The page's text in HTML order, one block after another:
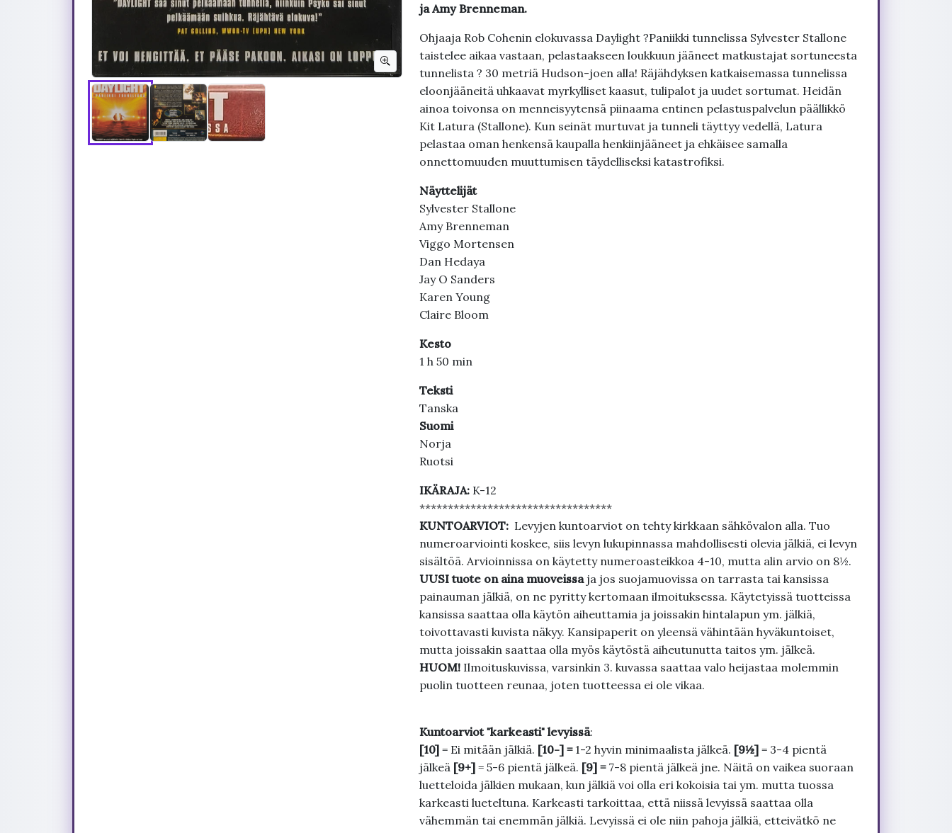
ja Amy Brenneman.
Ohjaaja Rob Cohenin elokuvassa Daylight ?Paniikki tunnelissa Sylvester Stallone
taistelee aikaa vastaan, pelastaakseen loukkuun jääneet matkustajat sortuneesta
tunnelista ? 30 metriä Hudson-joen alla! Räjähdyksen katkaisemassa tunnelissa
eloonjääneitä uhkaavat myrkylliset kaasut, tulipalot ja uudet sortumat. Heidän
ainoa toivonsa on menneisyytensä piinaama entinen pelastuspalvelun päällikkö
Kit Latura (Stallone). Kun seinät murtuvat ja tunneli täyttyy vedellä, Latura
pelastaa oman henkensä kaupalla henkiinjääneet ja ehkäisee samalla
onnettomuuden muuttumisen täydelliseksi katastrofiksi.
Näyttelijät
Sylvester Stallone
Amy Brenneman
Viggo Mortensen
Dan Hedaya
Jay O Sanders
Karen Young
Claire Bloom
Kesto
1 h 50 min
Teksti
Tanska
Suomi
Norja
Ruotsi
IKÄRAJA: K-12
**********************************
KUNTOARVIOT: Levyjen kuntoarviot on tehty kirkkaan sähkövalon alla. Tuo
numeroarviointi koskee, siis levyn lukupinnassa mahdollisesti olevia jälkiä, ei levyn
sisältöä. Arvioinnissa on käytetty numeroasteikkoa 4-10, mutta alin arvio on 8½.
UUSI tuote on aina muoveissa ja jos suojamuovissa on tarrasta tai kansissa
painauman jälkiä, on ne pyritty kertomaan ilmoituksessa. Käytetyissä tuotteissa
kansissa saattaa olla käytön aiheuttamia ja joissakin hintalapun ym. jälkiä,
toivottavasti kuvista näkyy. Kansipaperit on yleensä vähintään hyväkuntoiset,
mutta joissakin saattaa olla myös käytöstä aiheutunutta taitos ym. jälkeä.
HUOM!Ilmoituskuvissa, varsinkin 3. kuvassa saattaa valo heijastaa molemmin
puolin tuotteen reunaa, joten tuotteessa ei ole vikaa.
Kuntoarviot "karkeasti" levyissä:
[10]= Ei mitään jälkiä. [10-] = 1-2 hyvin minimaalista jälkeä. [9½]= 3-4 pientä
jälkeä [9+]= 5-6 pientä jälkeä. [9] = 7-8 pientä jälkeä jne. Näitä on vaikea suoraan
luetteloida jälkien mukaan, kun jälkiä voi olla eri kokoisia tai ym. mutta tuossa
karkeasti lueteltuna. Karkeasti tarkoittaa, että niissä levyissä saattaa olla
vähemmän tai enemmän jälkiä. Levyissä ei ole niin pahoja jälkiä, etteivätkö ne